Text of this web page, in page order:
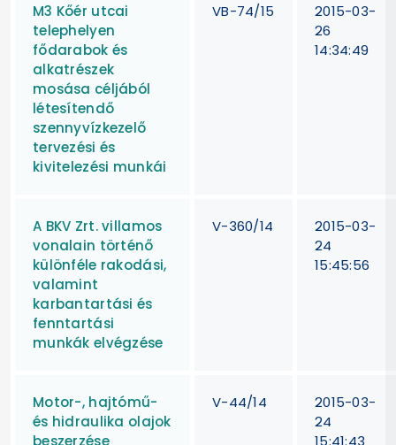
M3 Kőér utcai
telephelyen
fődarabok és
alkatrészek
mosása céljából
létesítendő
szennyvízkezelő
tervezési és
kivitelezési munkái
VB-74/15
2015-03-
26
14:34:49
A BKV Zrt. villamos
vonalain történő
különféle rakodási,
valamint
karbantartási és
fenntartási
munkák elvégzése
V-360/14
2015-03-
24
15:45:56
Motor-, hajtómű-
és hidraulika olajok
beszerzése
V-44/14
2015-03-
24
15:41:43